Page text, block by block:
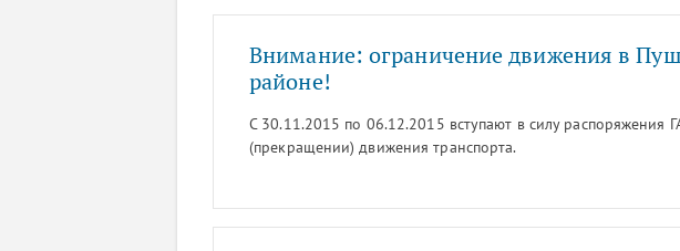
аллеи.
Внимание: ограничение движения в
районе!
С 30.11.2015 по 06.12.2015 вступают в силу распоряжения
(прекращении) движения транспорта.